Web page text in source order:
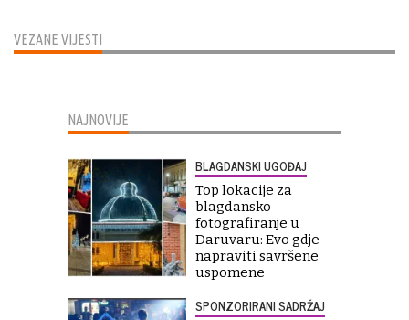
VEZANE VIJESTI
NAJNOVIJE
BLAGDANSKI UGOĐAJ
Top lokacije za
blagdansko
fotografiranje u
Daruvaru: Evo gdje
napraviti savršene
uspomene
SPONZORIRANI SADRŽAJ